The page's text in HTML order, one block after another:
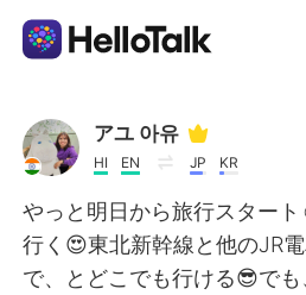
Aplikasi Pertukaran
AI Grammar Checker
Indonesia
アユ 아유
HI EN JP KR
やっと明日から旅行スター
行く😍東北新幹線と他のJR
で、とどこでも行ける😎でも